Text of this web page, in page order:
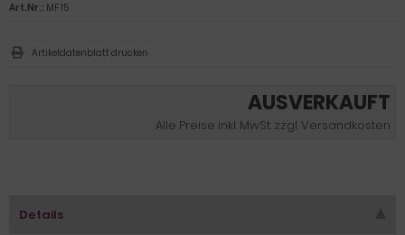
AUSVERKAUFT
Alle Preise inkl. MwSt. zzgl. Versandkosten
Art.Nr.: MF 15
Artikeldatenblatt drucken
Details